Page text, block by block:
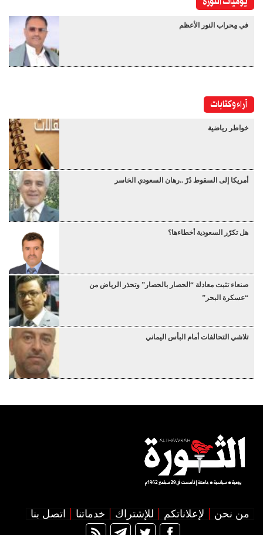
في مِحراب النور الأعظم
آراء وكتابات
خواطر رياضية
أمريكا إلى السقوط دُرْ ..رهان السعودي الخاسر
هل تكرّر السعودية أخطاءها؟
صنعاء تثبت معادلة “الحصار بالحصار” وتحذر الرياض من
“عسكرة البحر”
تلاشي التحالفات أمام البأس اليماني
من نحن لإعلاناتكم للإشتراك خدماتنا اتصل بنا